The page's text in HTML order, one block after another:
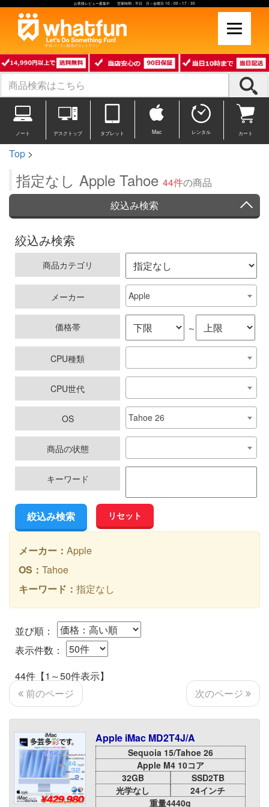
お客様レビュー募集中 営業時間：平日 月～金曜日 10：00～17：30
中古パソコン販売のワットファン
ノート デスクトップ タブレット Mac レンタル カート
Top >
指定なし Apple Tahoe 44件の商品
絞込み検索
絞込み検索
商品カテゴリ
メーカー Apple
価格帯 ～
CPU種類
CPU世代
OS Tahoe 26
商品の状態
キーワード
リセット
メーカー： Apple
OS： Tahoe
キーワード： 指定なし
並び順：
表示件数：
44件【1～50件表示】
前のページ 次のページ
Apple iMac MD2T4J/A
Sequoia 15/Tahoe 26
Apple M4 10コア
32GB
SSD2TB
光学なし
24インチ
重量4440g